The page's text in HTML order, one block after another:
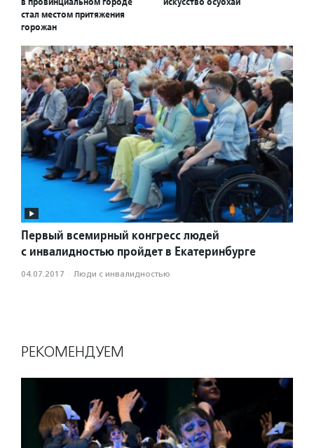
стал местом притяжения
горожан
Первый всемирный конгресс людей
с инвалидностью пройдет в Екатеринбурге
04.07.2017 · Люди с инвалидностью
РЕКОМЕНДУЕМ